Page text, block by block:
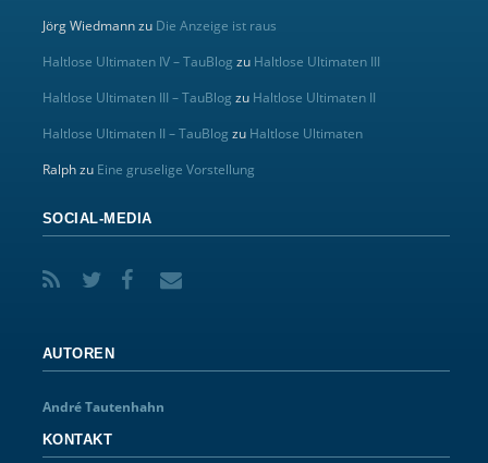
Jörg Wiedmannzu Die Anzeige ist raus
Haltlose Ultimaten IV – TauBlog zu Haltlose Ultimaten III
Haltlose Ultimaten III – TauBlog zu Haltlose Ultimaten II
Haltlose Ultimaten II – TauBlog zu Haltlose Ultimaten
Ralphzu Eine gruselige Vorstellung
SOCIAL-MEDIA
AUTOREN
André Tautenhahn
KONTAKT